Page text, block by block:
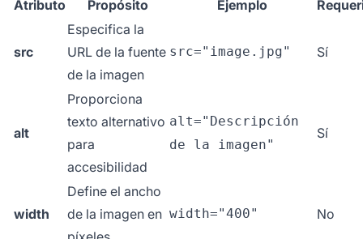
Atributo
Propósito Ejemplo
src
Especifica la
URL de la fuente
de la imagen
src="image.jpg" Sí
alt
Proporciona
texto alternativo
para
accesibilidad
alt="Descripción
de la imagen"
Sí
width
Define el ancho
de la imagen en width="400" No